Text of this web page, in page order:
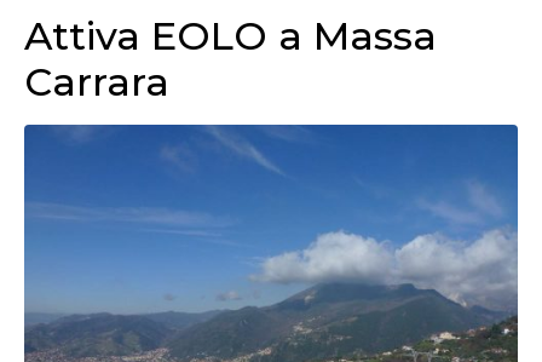
Attiva EOLO a Massa
Carrara